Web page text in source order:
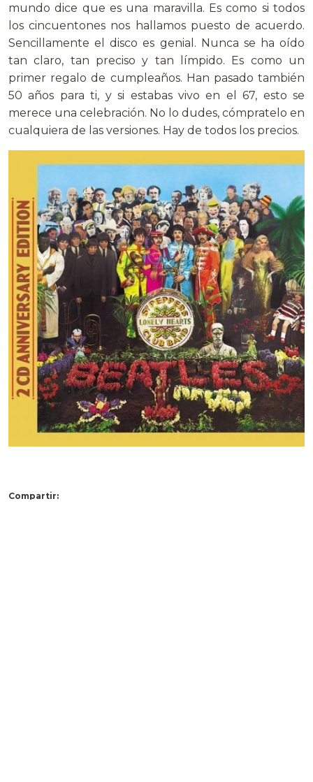
mundo dice que es una maravilla. Es como si todos
los cincuentones nos hallamos puesto de acuerdo.
Sencillamente el disco es genial. Nunca se ha oído
tan claro, tan preciso y tan límpido. Es como un
primer regalo de cumpleaños. Han pasado también
50 años para ti, y si estabas vivo en el 67, esto se
merece una celebración. No lo dudes, cómpratelo en
cualquiera de las versiones. Hay de todos los precios.
Compartir: